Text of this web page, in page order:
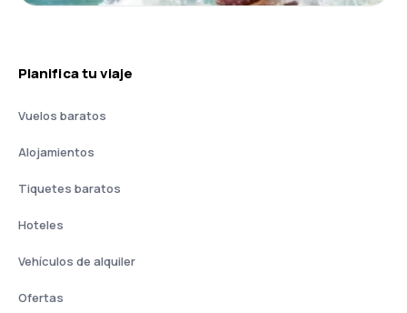
Planifica tu viaje
Vuelos baratos
Alojamientos
Tiquetes baratos
Hoteles
Vehículos de alquiler
Ofertas